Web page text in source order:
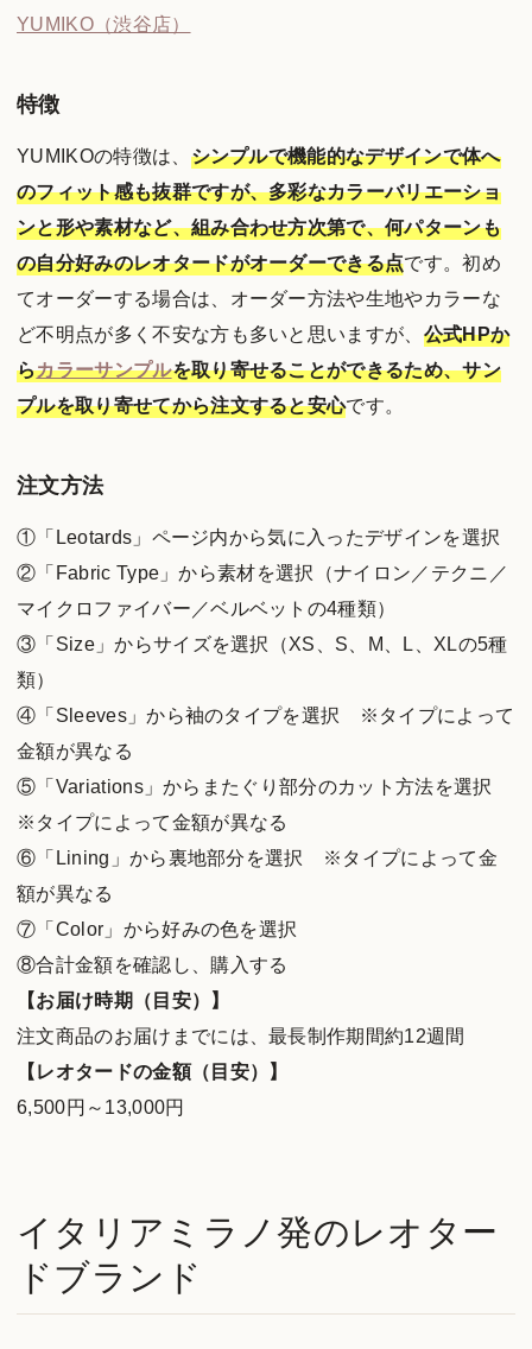
YUMIKO（渋谷店）
特徴
YUMIKOの特徴は、 シンプルで機能的なデザインで体へ
のフィット感も抜群ですが、多彩なカラーバリエーショ
ンと形や素材など、組み合わせ方次第で、何パターンも
の自分好みのレオタードがオーダーできる点です。初め
てオーダーする場合は、オーダー方法や生地やカラーな
ど不明点が多く不安な方も多いと思いますが、 公式HPか
らカラーサンプルを取り寄せることができるため、サン
プルを取り寄せてから注文すると安心です。
注文方法
①「Leotards」ページ内から気に入ったデザインを選択
②「Fabric Type」から素材を選択（ナイロン／テクニ／
マイクロファイバー／ベルベットの4種類）
③「Size」からサイズを選択（XS、S、M、L、XLの5種
類）
④「Sleeves」から袖のタイプを選択 ※タイプによって
金額が異なる
⑤「Variations」からまたぐり部分のカット方法を選択
※タイプによって金額が異なる
⑥「Lining」から裏地部分を選択 ※タイプによって金
額が異なる
⑦「Color」から好みの色を選択
⑧合計金額を確認し、購入する
【お届け時期（目安）】
注文商品のお届けまでには、最長制作期間約12週間
【レオタードの金額（目安）】
6,500円～13,000円
イタリアミラノ発のレオター
ドブランド